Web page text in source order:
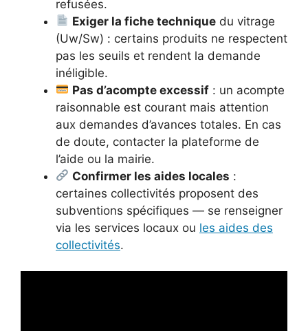
refusées.
Exiger la fiche technique du vitrage
(Uw/Sw) : certains produits ne respectent
pas les seuils et rendent la demande
inéligible.
Pas d’acompte excessif : un acompte
raisonnable est courant mais attention
aux demandes d’avances totales. En cas
de doute, contacter la plateforme de
l’aide ou la mairie.
Confirmer les aides locales :
certaines collectivités proposent des
subventions spécifiques — se renseigner
via les services locaux ou les aides des
collectivités.